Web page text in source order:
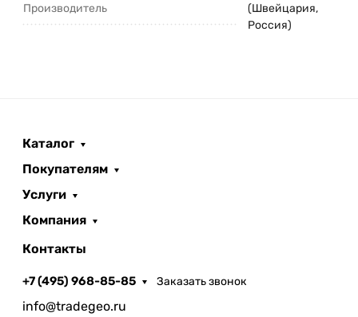
Производитель
(Швейцария,
Россия)
Каталог
Покупателям
Услуги
Компания
Контакты
+7 (495) 968-85-85 Заказать звонок
info@tradegeo.ru